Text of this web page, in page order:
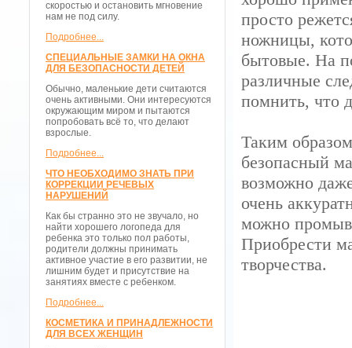
скоростью и остановить мгновение
нам не под силу.
Подробнее...
СПЕЦИАЛЬНЫЕ ЗАМКИ НА ОКНА
ДЛЯ БЕЗОПАСНОСТИ ДЕТЕЙ
Обычно, маленькие дети считаются
очень активными. Они интересуются
окружающим миром и пытаются
попробовать всё то, что делают
взрослые.
Подробнее...
ЧТО НЕОБХОДИМО ЗНАТЬ ПРИ
КОРРЕКЦИИ РЕЧЕВЫХ
НАРУШЕНИЙ
Как бы странно это не звучало, но
найти хорошего логопеда для
ребенка это только пол работы,
родители должны принимать
активное участие в его развитии, не
лишним будет и присутствие на
занятиях вместе с ребенком.
Подробнее...
КОСМЕТИКА И ПРИНАДЛЕЖНОСТИ
ДЛЯ ВСЕХ ЖЕНЩИН
просто
ножницы,
бытовые. На
различные
помнить, что
Таким
безопасный
возможно
очень
можно
Приобрести
творчества.